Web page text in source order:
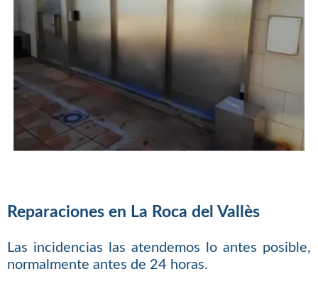
Reparaciones en La Roca del Vallès
Las incidencias las atendemos lo antes posible,
normalmente antes de 24 horas.